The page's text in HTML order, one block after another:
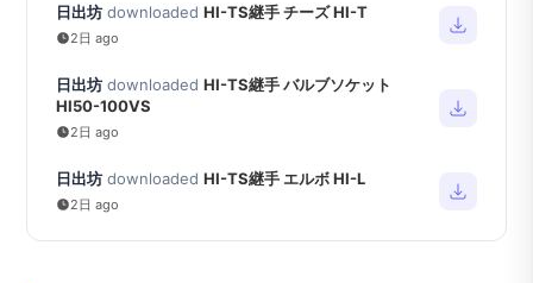
日出坊 downloaded HI-TS継手 チーズ HI-T
2日 ago
日出坊 downloaded HI-TS継手 バルブソケット
HI50-100VS
2日 ago
日出坊 downloaded HI-TS継手 エルボ HI-L
2日 ago